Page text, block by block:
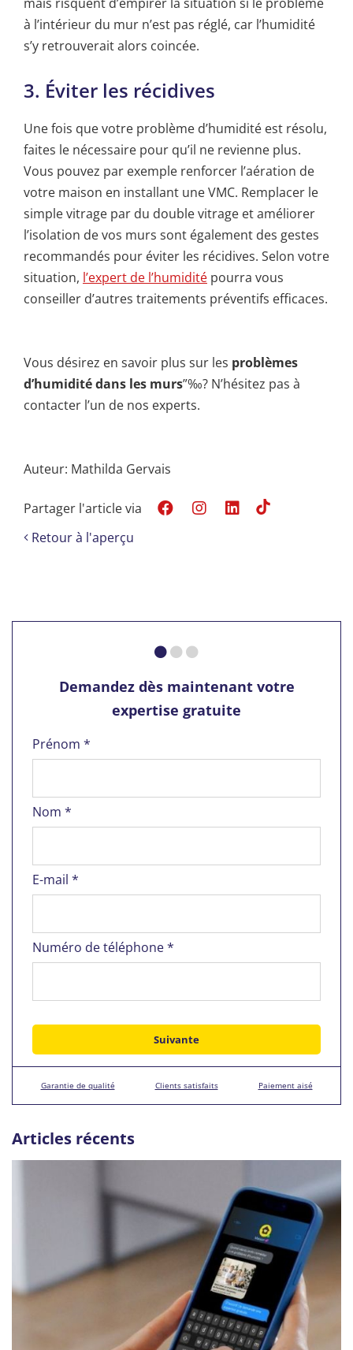
à l’intérieur du mur n’est pas réglé, car l’humidité
s’y retrouverait alors coincée.
3. Éviter les récidives
Une fois que votre problème d’humidité est résolu,
faites le nécessaire pour qu’il ne revienne plus.
Vous pouvez par exemple renforcer l’aération de
votre maison en installant une VMC. Remplacer le
simple vitrage par du double vitrage et améliorer
l’isolation de vos murs sont également des gestes
recommandés pour éviter les récidives. Selon votre
situation, l’expert de l’humidité pourra vous
conseiller d’autres traitements préventifs efficaces.
Vous désirez en savoir plus sur les problèmes
d’humidité dans les murs”‰? N’hésitez pas à
contacter l’un de nos experts.
Auteur: Mathilda Gervais
Partager l'article via
Retour à l'aperçu
Demandez dès maintenant votre
expertise gratuite
Prénom *
Nom *
E-mail *
Numéro de téléphone *
Garantie de qualité Clients satisfaits Paiement aisé
Articles récents